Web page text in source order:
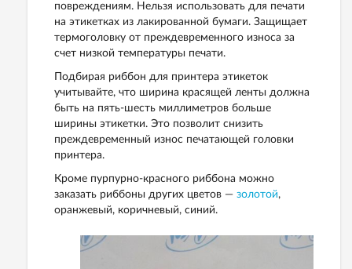
повреждениям. Нельзя использовать для печати
на этикетках из лакированной бумаги. Защищает
термоголовку от преждевременного износа за
счет низкой температуры печати.
Подбирая риббон для принтера этикеток
учитывайте, что ширина красящей ленты должна
быть на пять-шесть миллиметров больше
ширины этикетки. Это позволит снизить
преждевременный износ печатающей головки
принтера.
Кроме пурпурно-красного риббона можно
заказать риббоны других цветов — золотой,
оранжевый, коричневый, синий.